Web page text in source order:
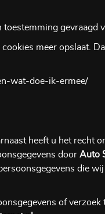
gevraagd
meer opslaat.
wat-doe-ik-ermee/
heeft u het recht
door Auto
die
of